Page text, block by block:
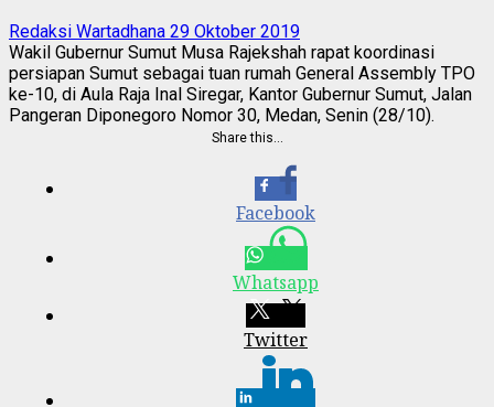
Redaksi Wartadhana 29 Oktober 2019
Wakil Gubernur Sumut Musa Rajekshah rapat koordinasi
persiapan Sumut sebagai tuan rumah General Assembly TPO
ke-10, di Aula Raja Inal Siregar, Kantor Gubernur Sumut, Jalan
Pangeran Diponegoro Nomor 30, Medan, Senin (28/10).
Share this…
Facebook
Whatsapp
Twitter